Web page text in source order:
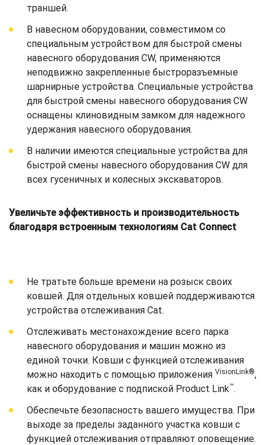
траншей.
В навесном оборудовании, совместимом со
специальным устройством для быстрой смены
навесного оборудования CW, применяются
неподвижно закрепленные быстроразъемные
шарнирные устройства. Специальные устройства
для быстрой смены навесного оборудования CW
оснащены клиновидным замком для надежного
удержания навесного оборудования.
В наличии имеются специальные устройства для
быстрой смены навесного оборудования CW для
всех гусеничных и колесных экскаваторов.
Увеличьте эффективность и производительность
благодаря встроенным технологиям Cat Connect
Не тратьте больше времени на розыск своих
ковшей. Для отдельных ковшей поддерживаются
устройства отслеживания Cat.
Отслеживать местонахождение всего парка
навесного оборудования и машин можно из
единой точки. Ковши с функцией отслеживания
можно находить с помощью приложения VisionLink®,
как и оборудование с подпиской Product Link™.
Обеспечьте безопасность вашего имущества. При
выходе за пределы заданного участка ковши с
функцией отслеживания отправляют оповещение.